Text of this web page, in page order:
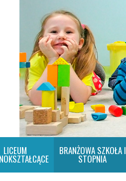
LICEUM BRANŻOWA SZKOŁA I
STOPNIA